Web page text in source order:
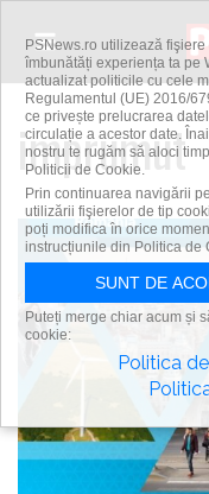
imprumut
PSNews.ro utilizează
îmbunătăți experiența ta pe
actualizat politicile cu cele
Regulamentul (UE) 2016/
ce privește prelucrarea
circulație a acestor date.
nostru te rugăm să aloci
Politicii de Cookie.
Prin continuarea navigării
utilizării fişierelor de tip
poți modifica în orice
instrucțiunile din Politica de
SUNT DE
Puteți merge chiar acum și
cookie:
Politica